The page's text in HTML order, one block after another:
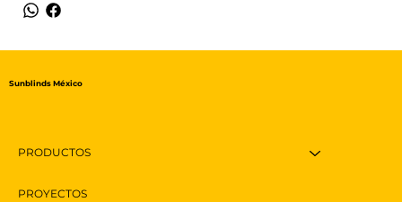
PRODUCTOS
PROYECTOS
Sunblinds México